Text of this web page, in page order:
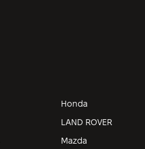
Honda
LAND ROVER
Mazda